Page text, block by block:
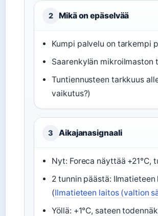
2 Mikä on epäselvää
Kumpi palvelu on tarkempi
Saarenkylän mikroilmaston
Tuntiennusteen tarkkuus
vaikutus?)
3 Aikajanasignaali
Nyt: Foreca näyttää +21°C,
2 tunnin päästä: Ilmatieteen
(Ilmatieteen laitos (valtion
Yöllä: +1°C, sateen